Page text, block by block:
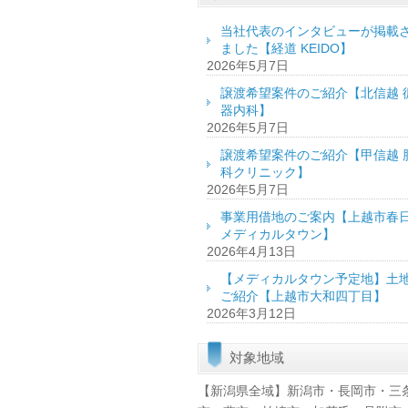
当社代表のインタビューが掲載
ました【経道 KEIDO】
2026年5月7日
譲渡希望案件のご紹介【北信越
器内科】
2026年5月7日
譲渡希望案件のご紹介【甲信越
科クリニック】
2026年5月7日
事業用借地のご案内【上越市春
メディカルタウン】
2026年4月13日
【メディカルタウン予定地】土
ご紹介【上越市大和四丁目】
2026年3月12日
対象地域
【新潟県全域】新潟市・長岡市・三